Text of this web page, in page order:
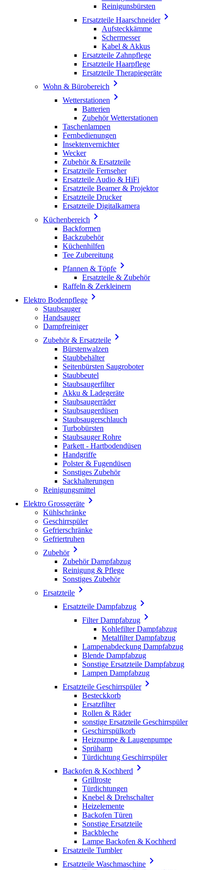
Reinigunsbürsten
Ersatzteile Haarschneider
Aufsteckkämme
Schermesser
Kabel & Akkus
Ersatzteile Zahnpflege
Ersatzteile Haarpflege
Ersatzteile Therapiegeräte
Wohn & Bürobereich 
Wetterstationen 
Batterien
Zubehör Wetterstationen
Taschenlampen
Fernbedienungen
Insektenvernichter
Wecker
Zubehör & Ersatzteile
Ersatzteile Fernseher
Ersatzteile Audio & HiFi
Ersatzteile Beamer & Projektor
Ersatzteile Drucker
Ersatzteile Digitalkamera
Küchenbereich 
Backformen
Backzubehör
Küchenhilfen
Tee Zubereitung
Pfannen & Töpfe 
Ersatzteile & Zubehör
Raffeln & Zerkleinern
Elektro Bodenpflege 
Staubsauger
Handsauger
Dampfreiniger
Zubehör & Ersatzteile 
Bürstenwalzen
Staubbehälter
Seitenbürsten Saugroboter
Staubbeutel
Staubsaugerfilter
Akku & Ladegeräte
Staubsaugerräder
Staubsaugerdüsen
Staubsaugerschlauch
Turbobürsten
Staubsauger Rohre
Parkett - Hartbodendüsen
Handgriffe
Polster & Fugendüsen
Sonstiges Zubehör
Sackhalterungen
Reinigungsmittel
Elektro Grossgeräte 
Kühlschränke
Geschirrspüler
Gefrierschränke
Gefriertruhen
Zubehör
Zubehör Dampfabzug
Reinigung & Pflege
Sonstiges Zubehör
Ersatzteile 
Ersatzteile Dampfabzug 
Filter Dampfabzug 
Kohlefilter Dampfabzug
Metalfilter Dampfabzug
Lampenabdeckung Dampfabzug
Blende Dampfabzug
Sonstige Ersatzteile Dampfabzug
Lampen Dampfabzug
Ersatzteile Geschirrspüler
Besteckkorb
Ersatzfilter
Rollen & Räder
sonstige Ersatzteile Geschirrspüler
Geschirrspülkorb
Heizpumpe & Laugenpumpe
Sprüharm
Türdichtung Geschirrspüler
Backofen & Kochherd 
Grillroste
Türdichtungen
Knebel & Drehschalter
Heizelemente
Backofen Türen
Sonstige Ersatzteile
Backbleche
Lampe Backofen & Kochherd
Ersatzteile Tumbler
Ersatzteile Waschmaschine 